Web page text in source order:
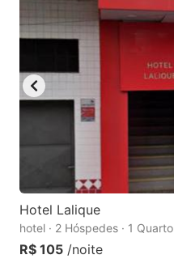
Hotel Lalique
hotel · 2 Hóspedes · 1 Quarto
R$ 105 /noite